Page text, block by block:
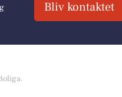
Bliv kontaktet